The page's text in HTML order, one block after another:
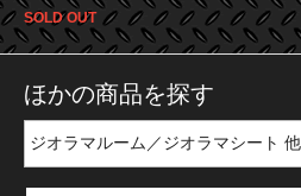
SOLD OUT
ほかの商品を探す